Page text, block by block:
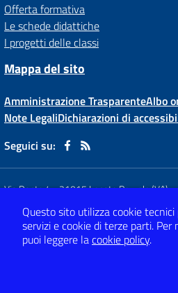
Offerta formativa
Le schede didattiche
I progetti delle classi
Mappa del sito
Amministrazione TrasparenteAlbo
Note LegaliDichiarazioni di
Seguici su:
Via Dante,4-21015 Lonate Pozzolo (VA)
Tel 0331 66 81 62
- Mail:
- PEC:vaic80800x@pec.istruzione.it
Codice meccanografico: VAIC80800X -
Questo sito utilizza cookie tecnici
servizi e cookie di terze parti. Per
puoi leggere lacookie policy.